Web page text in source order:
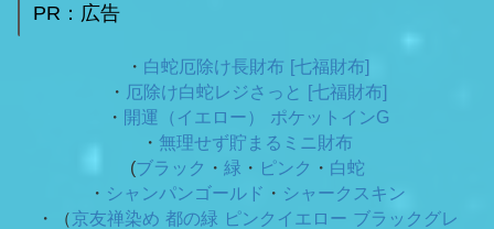
PR：広告
・ 白蛇厄除け長財布 [七福財布]
・ 厄除け白蛇レジさっと [七福財布]
・ 開運（イエロー） ポケットインG
・ 無理せず貯まるミニ財布
(ブラック ・ 緑 ・ ピンク ・ 白蛇
・ シャンパンゴールド ・ シャークスキン
・（京友禅染め 都の緑 ピンクイエロー ブラックグレ